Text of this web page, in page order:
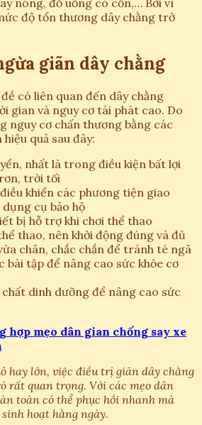
nóng, đồ uống có cồn,… Bởi vì
độ tổn thương dây chằng trở
giãn dây chằng
có liên quan đến dây chằng
gian và nguy cơ tái phát cao. Do
nguy cơ chấn thương bằng các
quả sau đây:
nhất là trong điều kiện bất lợi
trời tối
khiển các phương tiện giao
cụ bảo hộ
bị hỗ trợ khi chơi thể thao
thao, nên khởi động đúng và đủ
chân, chắc chắn để tránh té ngã
bài tập để nâng cao sức khỏe cơ
chất dinh dưỡng để nâng cao sức
hợp mẹo dân gian chống say xe
hay lớn, việc điều trị giãn dây chằng
rất quan trọng. Với các mẹo dân
toàn có thể phục hồi nhanh mà
hoạt hằng ngày.